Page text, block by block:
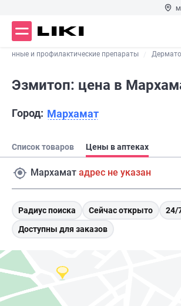
и профилактические препараты
Эзмитоп: цена в
Город: Мархамат
Список товаров Цены в аптеках
Мархамат адрес не указан
Радиус поиска Сейчас открыто
24/
Доступны для заказов